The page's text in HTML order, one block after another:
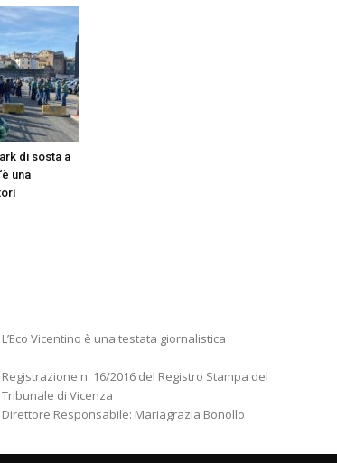
di sosta a
una
L’Eco Vicentino è una testata giornalistica
Registrazione n. 16/2016 del Registro Stampa del
Tribunale di Vicenza
Direttore Responsabile: Mariagrazia Bonollo